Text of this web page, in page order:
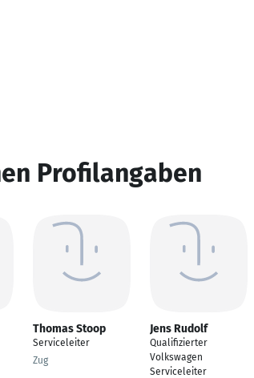
Profilangaben
Thomas Stoop
Serviceleiter
Zug
Jens Rudolf
Qualifizierter
Volkswagen
Serviceleiter